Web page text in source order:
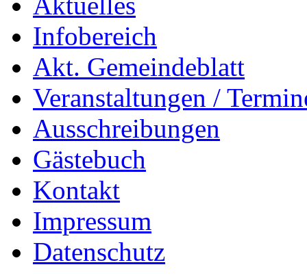
Infobereich
Akt. Gemeindeblatt
Veranstaltungen /
Ausschreibungen
Gästebuch
Kontakt
Impressum
Datenschutz